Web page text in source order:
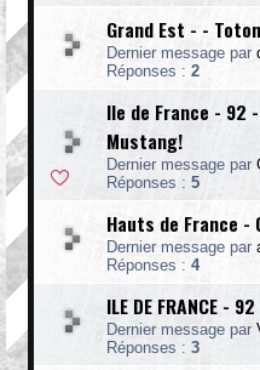
Grand Est - -
Dernier message par
Réponses : 2
Ile de France - 92
Mustang!
Dernier message par
Réponses : 5
Hauts de France -
Dernier message par
Réponses : 4
ILE DE FRANCE -
Dernier message par
Réponses : 3